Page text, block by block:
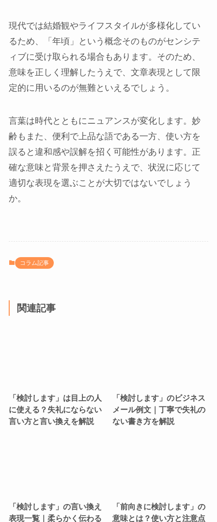
現代では結婚観やライフスタイルが多様化してい
るため、「年頃」という概念そのものがセンシテ
ィブに受け取られる場合もあります。そのため、
意味を正しく理解したうえで、文章表現として限
定的に用いるのが無難といえるでしょう。
言葉は時代とともにニュアンスが変化します。妙
齢もまた、便利で上品な語である一方、使い方を
誤ると違和感や誤解を招く可能性があります。正
確な意味と背景を押さえたうえで、状況に応じて
適切な表現を選ぶことが大切ではないでしょう
か。
コラム記事
関連記事
「検討します」は目上の人
に使える？失礼にならない
言い方と言い換えを解説
「検討します」のビジネス
メール例文｜丁寧で失礼の
ない書き方を解説
「検討します」の言い換え
表現一覧｜柔らかく伝わる
「前向きに検討します」の
意味とは？使い方と注意点